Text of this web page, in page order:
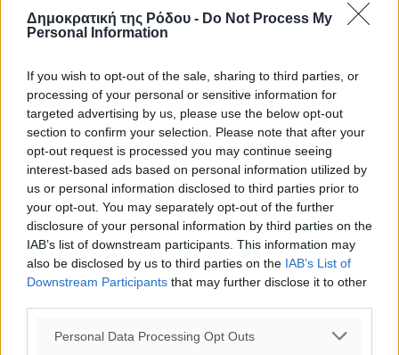
Δημοκρατική της Ρόδου - Do Not Process My
Personal Information
If you wish to opt-out of the sale, sharing to third parties, or
processing of your personal or sensitive information for
targeted advertising by us, please use the below opt-out
section to confirm your selection. Please note that after your
opt-out request is processed you may continue seeing
interest-based ads based on personal information utilized by
us or personal information disclosed to third parties prior to
your opt-out. You may separately opt-out of the further
disclosure of your personal information by third parties on the
IAB’s list of downstream participants. This information may
also be disclosed by us to third parties on the IAB’s List of
Downstream Participants that may further disclose it to other
Personal Data Processing Opt Outs
28 °
ΤΕ